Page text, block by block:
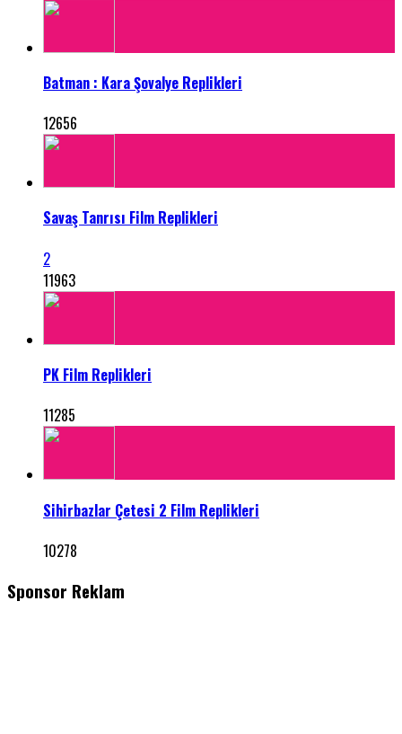
Batman : Kara Şovalye Replikleri
12656
Savaş Tanrısı Film Replikleri
2
11963
PK Film Replikleri
11285
Sihirbazlar Çetesi 2 Film Replikleri
10278
Sponsor Reklam